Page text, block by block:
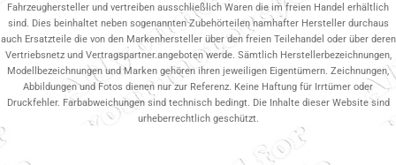
Fahrzeughersteller und vertreiben ausschließlich Waren die im freien Handel erhältlich
sind. Dies beinhaltet neben sogenannten Zubehörteilen namhafter Hersteller durchaus
auch Ersatzteile die von den Markenhersteller über den freien Teilehandel oder über deren
Vertriebsnetz und Vertragspartner.angeboten werde. Sämtlich Herstellerbezeichnungen,
Modellbezeichnungen und Marken gehören ihren jeweiligen Eigentümern. Zeichnungen,
Abbildungen und Fotos dienen nur zur Referenz. Keine Haftung für Irrtümer oder
Druckfehler. Farbabweichungen sind technisch bedingt. Die Inhalte dieser Website sind
urheberrechtlich geschützt.